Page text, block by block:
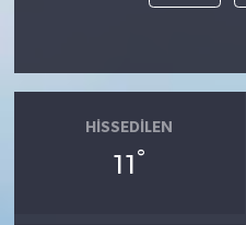
HISSEDILEN
11 °